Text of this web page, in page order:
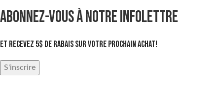
ABONNEZ-VOUS À NOTRE INFOLETTRE
Et recevez 5$ de rabais sur votre prochain achat!
S'inscrire